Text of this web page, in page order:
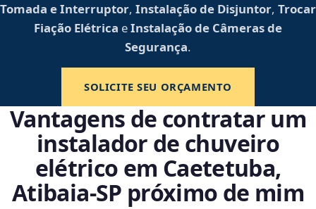
Tomada e Interruptor, Instalação de Disjuntor, Trocar
Fiação Elétrica eInstalação de Câmeras de
Segurança.
SOLICITE SEU ORÇAMENTO
Vantagens de contratar um
instalador de chuveiro
elétrico em Caetetuba,
Atibaia‑SP próximo de mim